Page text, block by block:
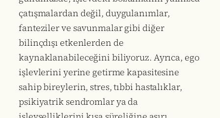
çatışmalardan değil, duygulanımlar,
fanteziler ve savunmalar gibi diğer
bilinçdışı etkenlerden de
kaynaklanabileceğini biliyoruz. Ayrıca, ego
işlevlerini yerine getirme kapasitesine
sahip bireylerin, stres, tıbbi hastalıklar,
psikiyatrik sendromlar ya da